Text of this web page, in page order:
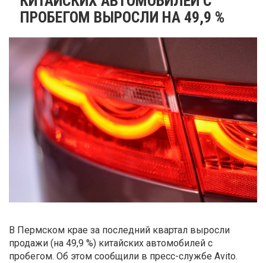
ПРОБЕГОМ ВЫРОСЛИ НА 49,9 %
В Пермском крае за последний квартал выросли
продажи (на 49,9 %) китайских автомобилей с
пробегом. Об этом сообщили в пресс-службе Avito.